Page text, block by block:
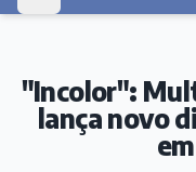
"Incolor":
lança novo